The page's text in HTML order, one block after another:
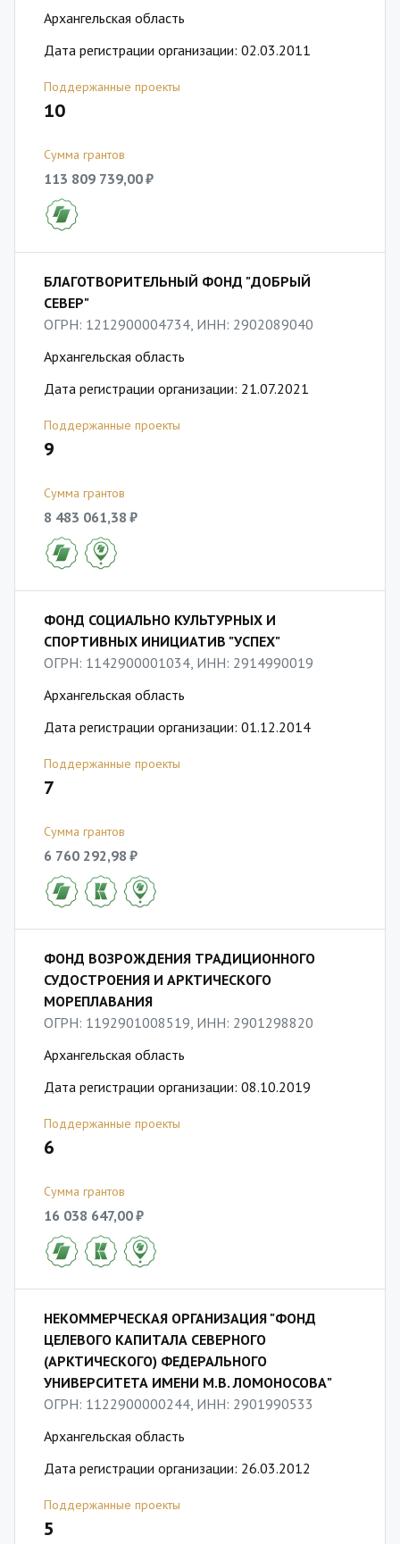
Архангельская область
Дата регистрации организации: 02.03.2011
Поддержанные проекты
10
Сумма грантов
113 809 739,00 ₽
БЛАГОТВОРИТЕЛЬНЫЙ ФОНД "ДОБРЫЙ
СЕВЕР"
ОГРН: 1212900004734, ИНН: 2902089040
Архангельская область
Дата регистрации организации: 21.07.2021
Поддержанные проекты
9
Сумма грантов
8 483 061,38 ₽
ФОНД СОЦИАЛЬНО КУЛЬТУРНЫХ И
СПОРТИВНЫХ ИНИЦИАТИВ "УСПЕХ"
ОГРН: 1142900001034, ИНН: 2914990019
Архангельская область
Дата регистрации организации: 01.12.2014
Поддержанные проекты
7
Сумма грантов
6 760 292,98 ₽
ФОНД ВОЗРОЖДЕНИЯ ТРАДИЦИОННОГО
СУДОСТРОЕНИЯ И АРКТИЧЕСКОГО
МОРЕПЛАВАНИЯ
ОГРН: 1192901008519, ИНН: 2901298820
Архангельская область
Дата регистрации организации: 08.10.2019
Поддержанные проекты
6
Сумма грантов
16 038 647,00 ₽
НЕКОММЕРЧЕСКАЯ ОРГАНИЗАЦИЯ "ФОНД
ЦЕЛЕВОГО КАПИТАЛА СЕВЕРНОГО
(АРКТИЧЕСКОГО) ФЕДЕРАЛЬНОГО
УНИВЕРСИТЕТА ИМЕНИ М.В. ЛОМОНОСОВА"
ОГРН: 1122900000244, ИНН: 2901990533
Архангельская область
Дата регистрации организации: 26.03.2012
Поддержанные проекты
5